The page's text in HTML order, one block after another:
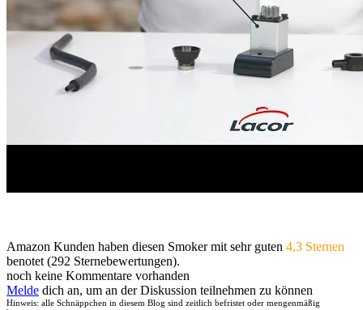
Amazon Kunden haben diesen Smoker mit sehr guten 4,3 Sternen
benotet (292 Sternebewertungen).
noch keine Kommentare vorhanden
Melde dich an, um an der Diskussion teilnehmen zu können
Hinweis: alle Schnäppchen in diesem Blog sind zeitlich befristet oder mengenmäßig